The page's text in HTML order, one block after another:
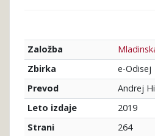
Založba
Zbirka
e-Odisej
Prevod
Andrej
Leto izdaje
2019
Strani
264